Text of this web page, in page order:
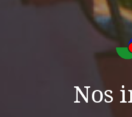
Nos